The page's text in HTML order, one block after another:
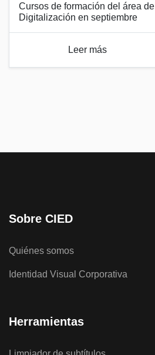
Cursos de formación del área de
Digitalización en septiembre
Leer más
Sobre CIED
Quiénes somos
Identidad Visual Corporativa
Herramientas